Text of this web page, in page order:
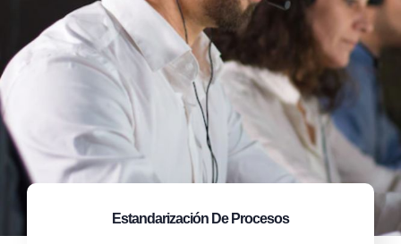
Estandarización De Procesos